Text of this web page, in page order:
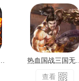
热血国战三国无双霸业
查看